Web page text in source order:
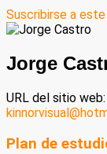
Suscribirse a este
Jorge
URL del sitio web:
Plan de